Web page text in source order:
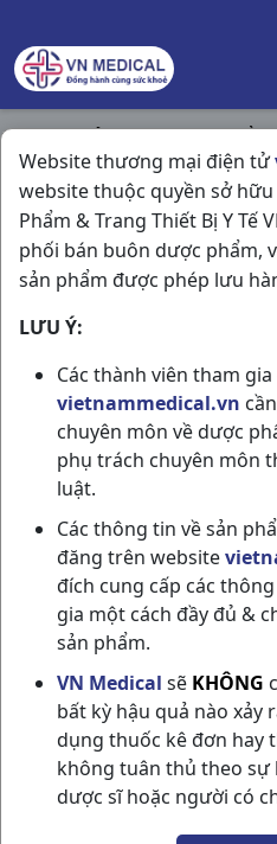
Website thương mại điện tử
website thuộc quyền sở
Phẩm & Trang Thiết Bị Y Tế
phối bán buôn dược phẩm,
sản phẩm được phép lưu
LƯU Ý:
Các thành viên tham
vietnammedical.vn
chuyên môn về dược
phụ trách chuyên môn
luật.
Các thông tin về sản
đăng trên website
đích cung cấp các
gia một cách đầy đủ &
sản phẩm.
VN Medical sẽ KHÔNG
bất kỳ hậu quả nào xảy
dụng thuốc kê đơn hay
không tuân thủ theo sự
dược sĩ hoặc người có
Trang chủ / Hóa - Mỹ Phẩm
Acnes Creamy Wash T50gr
ACNES CREAMY
NSX:Rohto
Nhóm hàng:Hóa - Mỹ
Chia sẻ qua mạng xã hội: